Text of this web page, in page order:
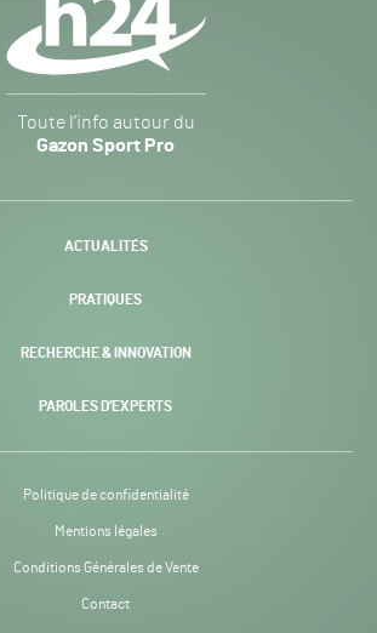
Sport
Pro
-
Toute l’info autour du
Gazon Sport Pro
ACTUALITÉS
PRATIQUES
RECHERCHE & INNOVATION
PAROLES D’EXPERTS
Politique de confidentialité
Mentions légales
Conditions Générales de Vente
Contact